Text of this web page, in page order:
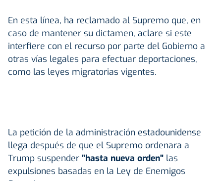
En esta línea, ha reclamado al Supremo que, en
caso de mantener su dictamen, aclare si este
interfiere con el recurso por parte del Gobierno a
otras vías legales para efectuar deportaciones,
como las leyes migratorias vigentes.
La petición de la administración estadounidense
llega después de que el Supremo ordenara a
Trump suspender "hasta nueva orden" las
expulsiones basadas en la Ley de Enemigos